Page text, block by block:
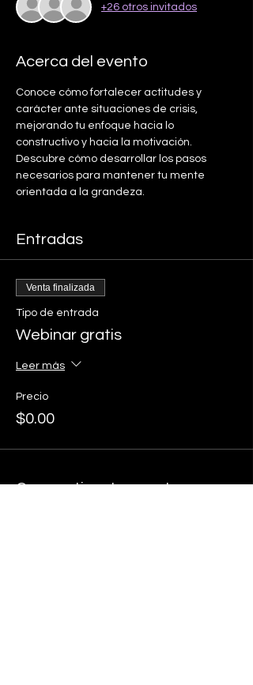
+26 otros invitados
Acerca del evento
Conoce cómo fortalecer actitudes y
carácter ante situaciones de crisis,
mejorando tu enfoque hacia lo
constructivo y hacia la motivación.
Descubre cómo desarrollar los pasos
necesarios para mantener tu mente
orientada a la grandeza.
Entradas
Venta finalizada
Tipo de entrada
Webinar gratis
Leer más
Precio
$0.00
Compartir este evento